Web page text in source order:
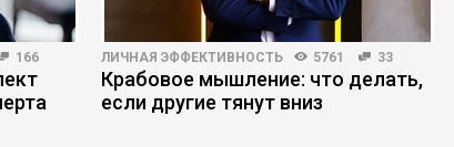
166 ЛИЧНАЯ ЭФФЕКТИВНОСТЬ 5761 33
Крабовое мышление: что делать,
если другие тянут вниз